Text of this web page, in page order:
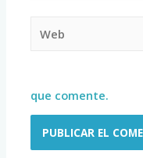
que comente.